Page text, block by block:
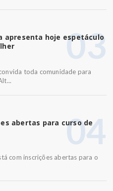
03
apresenta hoje espetáculo
toda comunidade para
04
abertas para curso de
com inscrições abertas para o